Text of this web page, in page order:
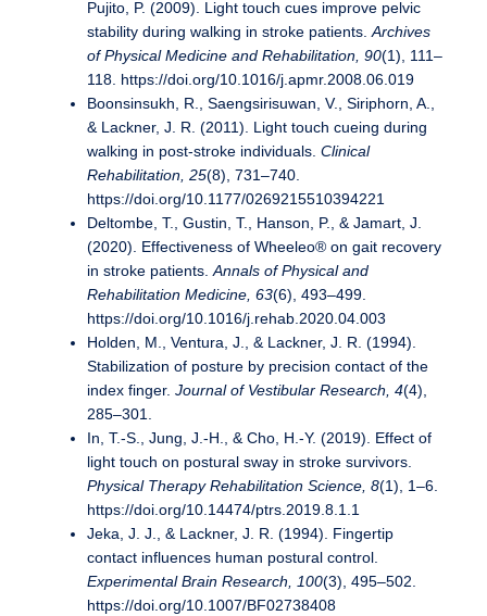
Pujito, P. (2009). Light touch cues improve pelvic
stability during walking in stroke patients.Archives
of Physical Medicine and Rehabilitation, 90(1), 111–
118. https://doi.org/10.1016/j.apmr.2008.06.019
Boonsinsukh, R., Saengsirisuwan, V., Siriphorn, A.,
& Lackner, J. R. (2011). Light touch cueing during
walking in post-stroke individuals. Clinical
Rehabilitation, 25(8), 731–740.
https://doi.org/10.1177/0269215510394221
Deltombe, T., Gustin, T., Hanson, P., & Jamart, J.
(2020). Effectiveness of Wheeleo® on gait recovery
in stroke patients.Annals of Physical and
Rehabilitation Medicine, 63(6), 493–499.
https://doi.org/10.1016/j.rehab.2020.04.003
Holden, M., Ventura, J., & Lackner, J. R. (1994).
Stabilization of posture by precision contact of the
index finger. Journal of Vestibular Research, 4(4),
285–301.
In, T.-S., Jung, J.-H., & Cho, H.-Y. (2019). Effect of
light touch on postural sway in stroke survivors.
Physical Therapy Rehabilitation Science, 8(1), 1–6.
https://doi.org/10.14474/ptrs.2019.8.1.1
Jeka, J. J., & Lackner, J. R. (1994). Fingertip
contact influences human postural control.
Experimental Brain Research, 100(3), 495–502.
https://doi.org/10.1007/BF02738408